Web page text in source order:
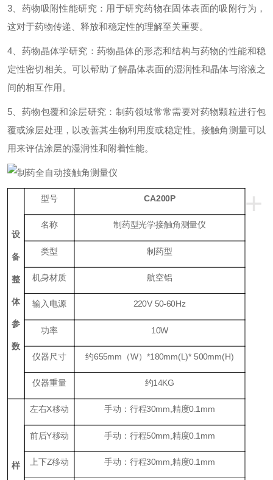
3、药物吸附性能研究：用于研究药物在固体表面的吸附行为，
这对于药物传递、释放和稳定性的理解至关重要。
4、药物晶体学研究：药物晶体的形态和结构与药物的性能和稳
定性密切相关。可以帮助了解晶体表面的湿润性和晶体与溶液之
间的相互作用。
5、药物包覆和涂层研究：制药领域常常需要对药物颗粒进行包
覆或涂层处理，以改善其生物利用度或稳定性。接触角测量可以
用来评估涂层的湿润性和附着性能。
+
设
备
整
体
参
数
型号 CA200P
名称 制药型光学接触角测量仪
类型 制药型
机身材质 航空铝
输入电源 220V 50-60Hz
功率 10W
仪器尺寸 约655mm（W）*180mm(L)* 500mm(H)
仪器重量 约14KG
样
左右X移动 手动：行程30mm,精度0.1mm
前后Y移动 手动：行程50mm,精度0.1mm
上下Z移动 手动：行程30mm, 精度0.1mm